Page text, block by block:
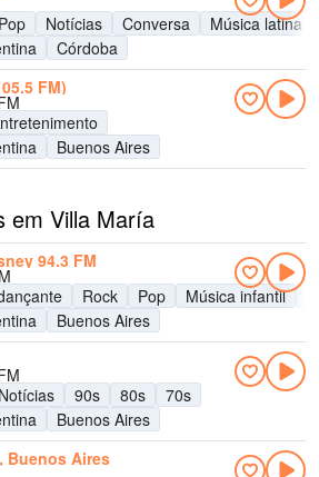
Pop Notícias Conversa
Música latina
Córdoba
FM)
Buenos Aires
em Villa María
94.3 FM
Rock Pop Música infantil
Buenos Aires
Notícias 90s 80s
70s
Buenos Aires
Buenos Aires